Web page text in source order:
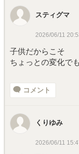
スティグマ
2026/06/11
子供だからこそ
ちょっとの変化で
コメント
くりゆみ
2026/06/11